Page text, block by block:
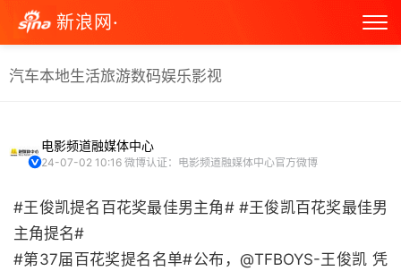
新浪网·
汽车本地生活旅游数码娱乐影视
电影频道融媒体中心
24-07-02 10:16 微博认证：电影频道融媒体中心官方微博
#王俊凯提名百花奖最佳男主角# #王俊凯百花奖最佳男
主角提名#
#第37届百花奖提名名单#公布，@TFBOYS-王俊凯 凭